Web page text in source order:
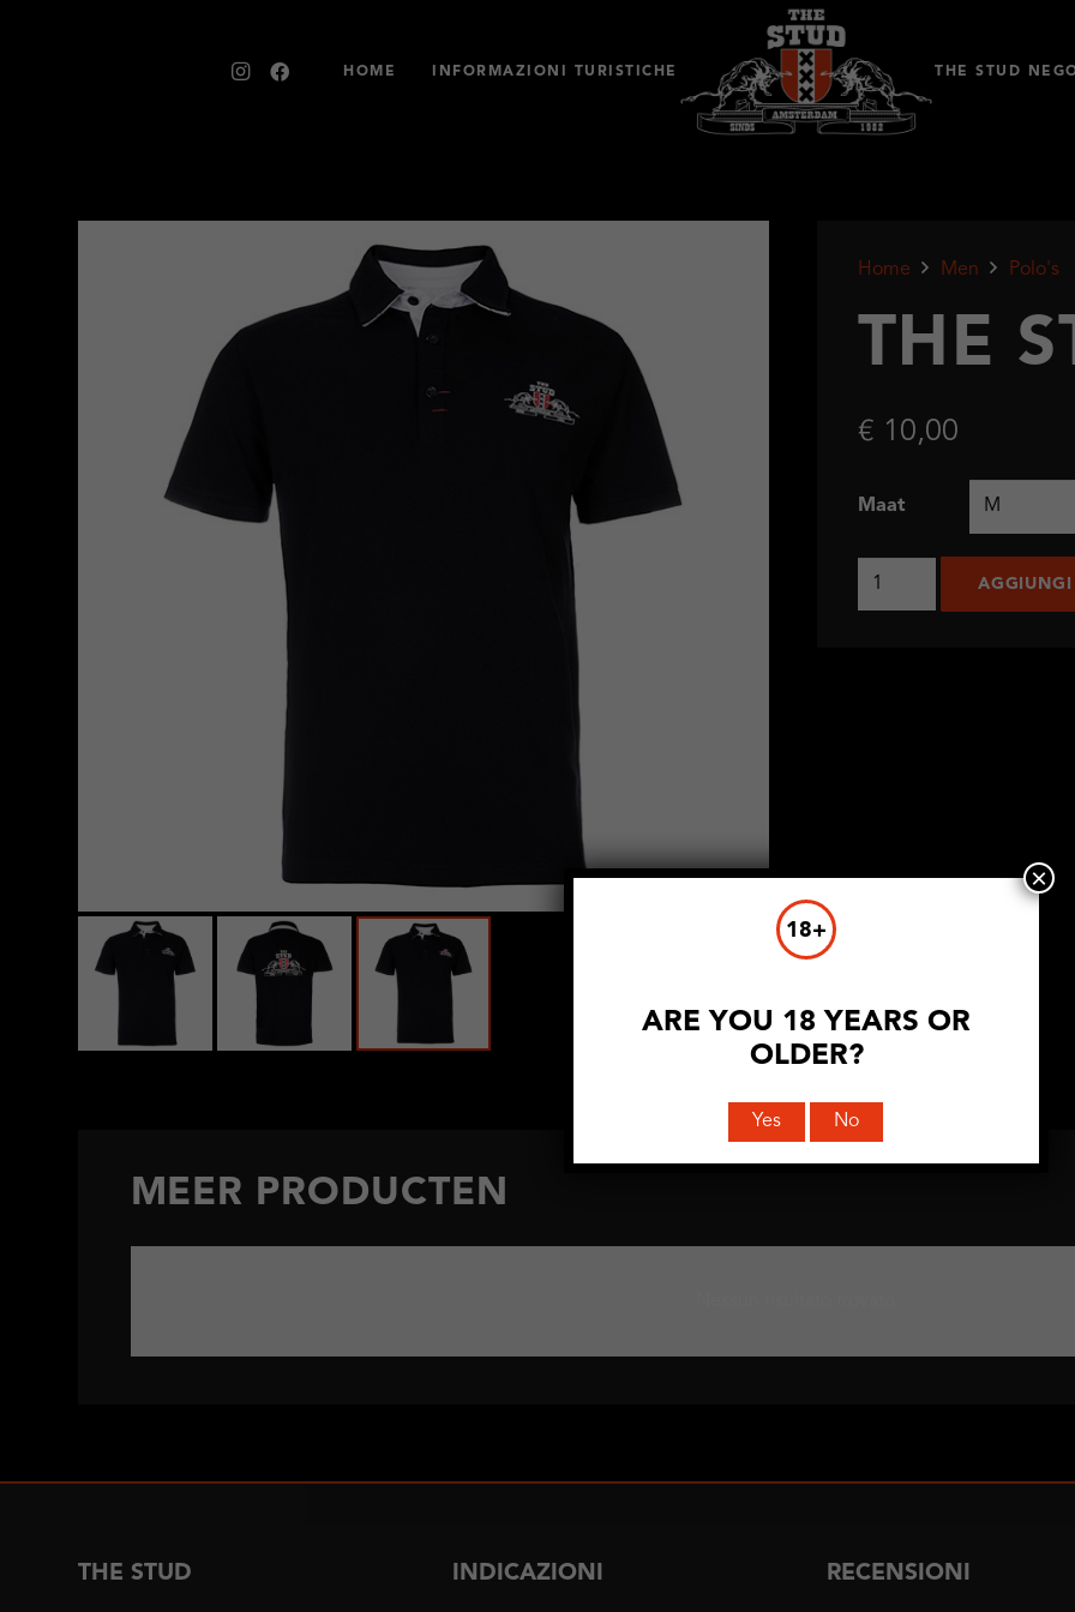
HOME INFORMAZIONI TURISTICHE THE STUD
Home Men Polo's
THE
€ 10,00
Maat
The
Stud
AGGIUNGI
MEER PRODUCTEN
THE STUD INDICAZIONI RECENSIONI
18+
ARE YOU 18 YEARS OR
OLDER?
Yes No
×